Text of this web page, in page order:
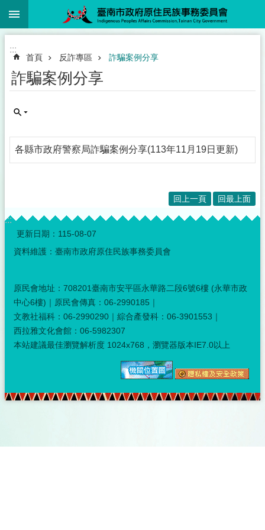
跳到主要內容區塊
:::
首頁 反詐專區 詐騙案例分享
詐騙案例分享
各縣市政府警察局詐騙案例分享(113年11月19日更新)
回上一頁 回最上面
:::
更新日期： 115-08-07
資料維護：臺南市政府原住民族事務委員會
原民會地址：708201臺南市安平區永華路二段6號6樓 (永華市政
中心6樓)｜原民會傳真：06-2990185｜
文教社福科：06-2990290｜綜合產發科：06-3901553｜
西拉雅文化會館：06-5982307
本站建議最佳瀏覽解析度 1024x768，瀏覽器版本IE7.0以上